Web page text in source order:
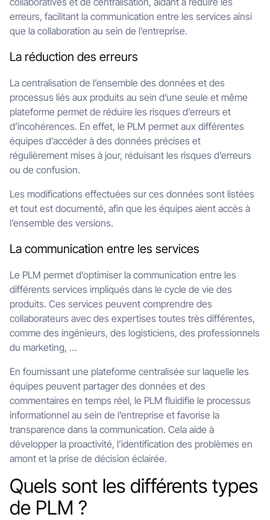
erreurs, facilitant la communication entre les services ainsi
que la collaboration au sein de l’entreprise.
La réduction des erreurs
La centralisation de l’ensemble des données et des
processus liés aux produits au sein d’une seule et même
plateforme permet de réduire les risques d’erreurs et
d’incohérences. En effet, le PLM permet aux différentes
équipes d’accéder à des données précises et
régulièrement mises à jour, réduisant les risques d’erreurs
ou de confusion.
Les modifications effectuées sur ces données sont listées
et tout est documenté, afin que les équipes aient accès à
l’ensemble des versions.
La communication entre les services
Le PLM permet d’optimiser la communication entre les
différents services impliqués dans le cycle de vie des
produits. Ces services peuvent comprendre des
collaborateurs avec des expertises toutes très différentes,
comme des ingénieurs, des logisticiens, des professionnels
du marketing, …
En fournissant une plateforme centralisée sur laquelle les
équipes peuvent partager des données et des
commentaires en temps réel, le PLM fluidifie le processus
informationnel au sein de l’entreprise et favorise la
transparence dans la communication. Cela aide à
développer la proactivité, l’identification des problèmes en
amont et la prise de décision éclairée.
Quels sont les différents types
de PLM ?